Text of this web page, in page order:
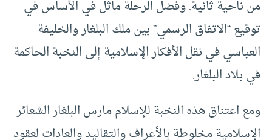
من ناحية ثانية. وفضل الرحلة ماثل في الأساس في
توقيع “الاتفاق الرسمي” بين ملك البلغار والخليفة
العباسي في نقل الأفكار الإسلامية إلى النخبة الحاكمة
في بلاد البلغار.
ومع اعتناق هذه النخبة للإسلام مارس البلغار الشعائر
الإسلامية مخلوطة بالأعراف والتقاليد والعادات لعقود